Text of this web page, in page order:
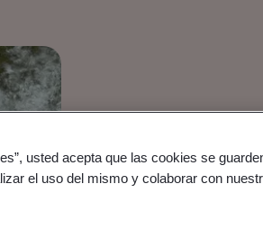
Sostenibilidad
Datos
usted acepta que las cookies se
el uso del mismo y colaborar con